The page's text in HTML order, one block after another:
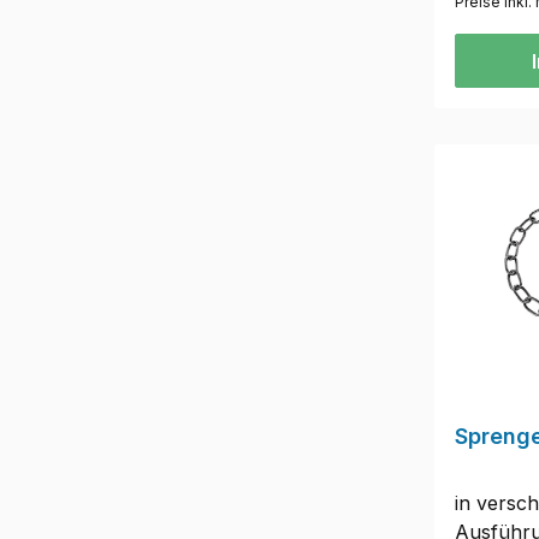
cm54
in